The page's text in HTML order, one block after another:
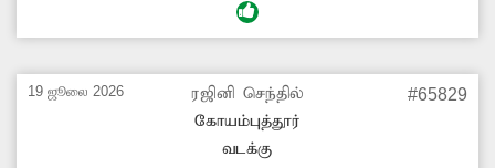
தேங்கி கிடக்கிறது. எனவே அந்த கால்வாயை
19 ஜூலை 2026
ரஜினி செந்தில்
கோயம்புத்தூர்
வடக்கு
#65829